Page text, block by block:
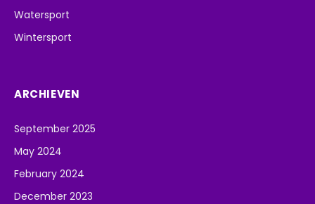
Watersport
Wintersport
ARCHIEVEN
September 2025
May 2024
February 2024
December 2023